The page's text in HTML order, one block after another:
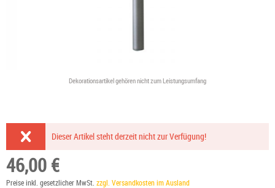
Dekorationsartikel gehören nicht zum Leistungsumfang
Dieser Artikel steht derzeit nicht zur Verfügung!
46,00 €
Preise inkl. gesetzlicher MwSt. zzgl. Versandkosten im Ausland